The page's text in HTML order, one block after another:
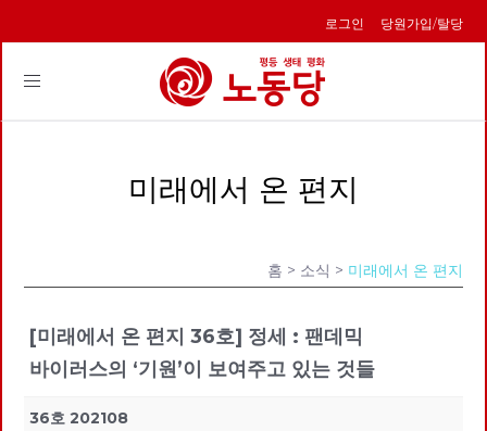
로그인 당원가입/탈당
Toggle
미래에서 온 편지
홈 > 소식 > 미래에서 온 편지
[미래에서 온 편지 36호] 정세 : 팬데믹
바이러스의 ‘기원’이 보여주고 있는 것들
36호 202108